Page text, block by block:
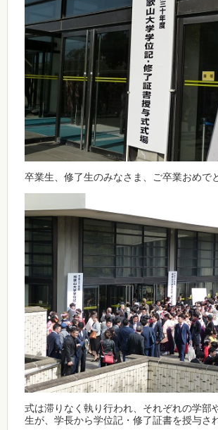
卒業生、修了生のみなさま、ご卒業おめで
式は滞りなく執り行われ、それぞれの学部
生が、学長から学位記・修了証書を授与さ